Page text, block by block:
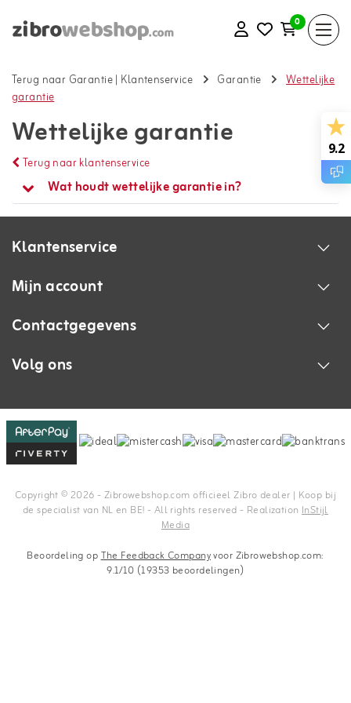
0
Terug naar Garantie| Klantenservice Garantie
Wettelijke
garantie
Wettelijke garantie
Terug naar klantenservice
Wat houdt wettelijke garantie in?
Klantenservice
Mijn account
Contactgegevens
Volg ons
Copyright © 2026 - Zibrowebshop.com officieel Zibro dealer | Koop bij
de specialist van NL en BE! - All rights reserved - Realization InStijl
Media
9.2
Beoordeling opThe Feedback Companyvoor Zibrowebshop.com:
9.1/10 (19353 beoordelingen)